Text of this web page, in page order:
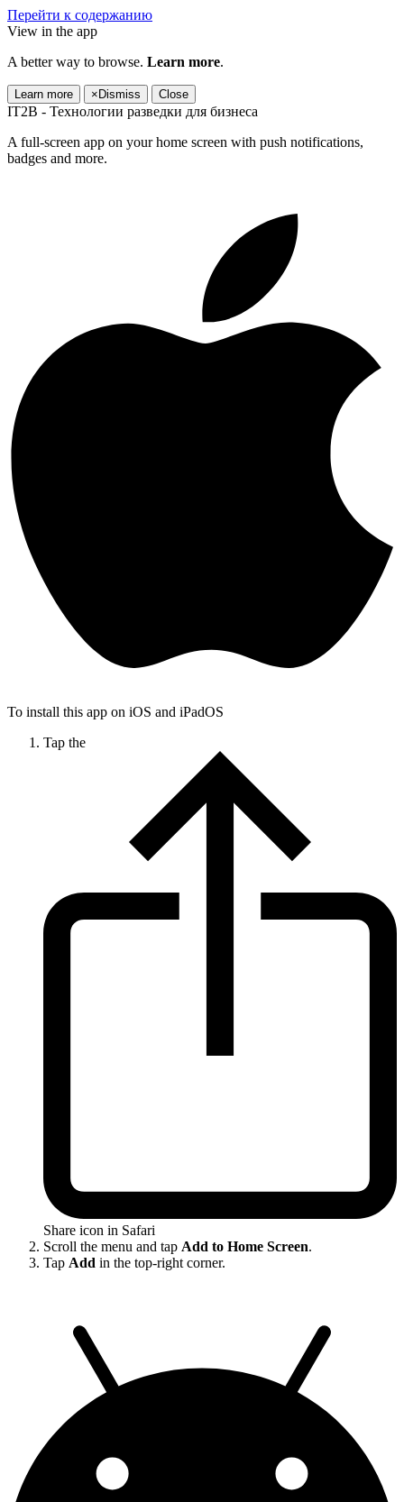
Перейти к содержанию
View in the app
A better way to browse. Learn more.
Learn more × Dismiss Close
IT2B - Технологии разведки для бизнеса
A full-screen app on your home screen with push notifications,
badges and more.
To install this app on iOS and iPadOS
Tap the
Share icon in Safari
Scroll the menu and tap Add to Home Screen.
Tap Add in the top-right corner.